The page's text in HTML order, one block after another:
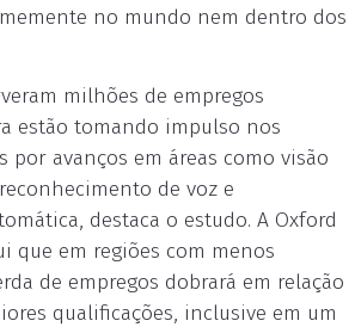
no mundo nem dentro dos
milhões de empregos
estão tomando impulso nos
por avanços em áreas como visão
de voz e
destaca o estudo. A Oxford
que em regiões com menos
de empregos dobrará em relação
qualificações, inclusive em um